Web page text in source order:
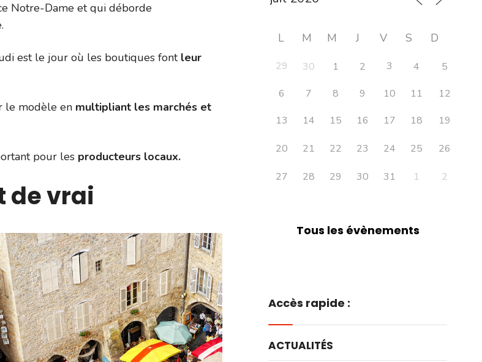
Notre-Dame et qui déborde
est le jour où les boutiques font leur
le modèle en multipliant les marchés et
pour les producteurs locaux.
de vrai
L M M J V S D
29 30 1 2 3 4
5
6
7 8 9 10 11
12
13
14 15 16 17 18 19
20 21 22 23 24 25 26
27 28 29 30 31 1 2
Tous les évènements
Accès rapide :
ACTUALITÉS